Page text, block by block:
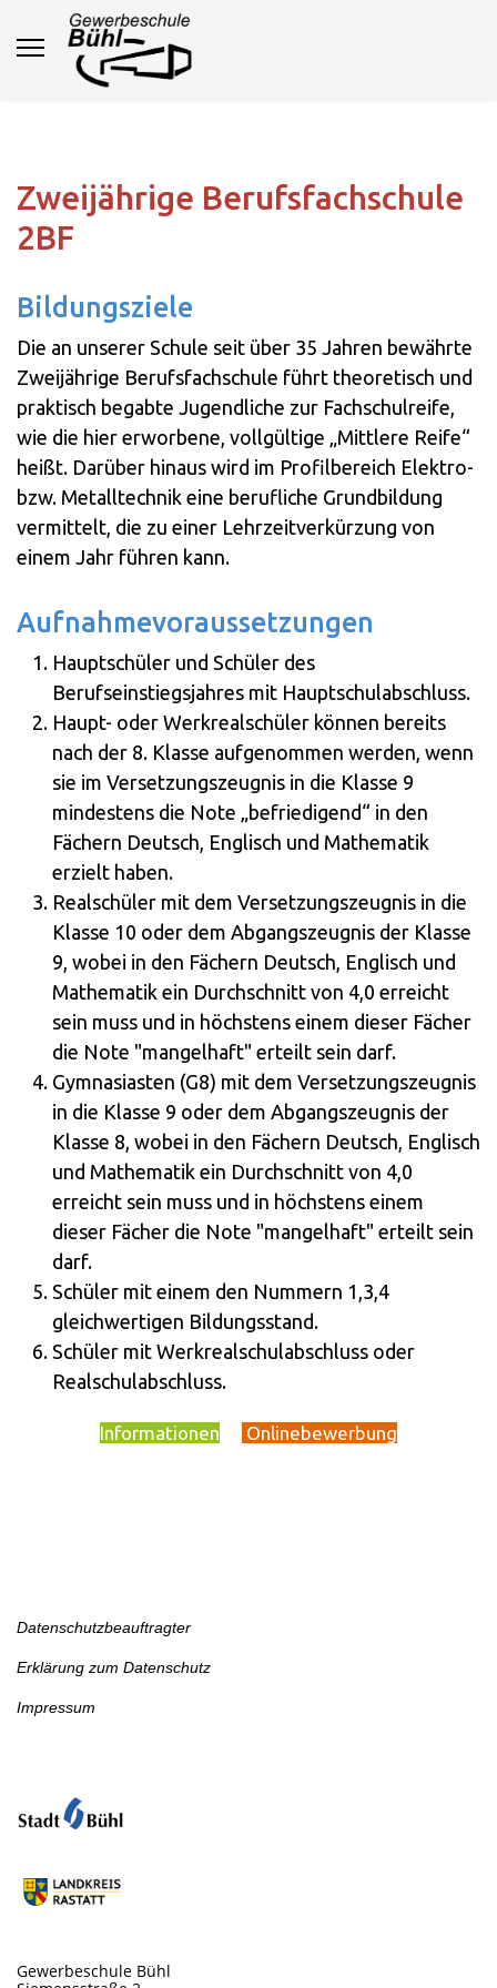
Zweijährige Berufsfachschule
2BF
Bildungsziele
Die an unserer Schule seit über 35 Jahren bewährte
Zweijährige Berufsfachschule führt theoretisch und
praktisch begabte Jugendliche zur Fachschulreife,
wie die hier erworbene, vollgültige „Mittlere Reife“
heißt. Darüber hinaus wird im Profilbereich Elektro-
bzw. Metalltechnik eine berufliche Grundbildung
vermittelt, die zu einer Lehrzeitverkürzung von
einem Jahr führen kann.
Aufnahmevoraussetzungen
Hauptschüler und Schüler des
Berufseinstiegsjahres mit Hauptschulabschluss.
Haupt- oder Werkrealschüler können bereits
nach der 8. Klasse aufgenommen werden, wenn
sie im Versetzungszeugnis in die Klasse 9
mindestens die Note „befriedigend“ in den
Fächern Deutsch, Englisch und Mathematik
erzielt haben.
Realschüler mit dem Versetzungszeugnis in die
Klasse 10 oder dem Abgangszeugnis der Klasse
9, wobei in den Fächern Deutsch, Englisch und
Mathematik ein Durchschnitt von 4,0 erreicht
sein muss und in höchstens einem dieser Fächer
die Note "mangelhaft" erteilt sein darf.
Gymnasiasten (G8) mit dem Versetzungszeugnis
in die Klasse 9 oder dem Abgangszeugnis der
Klasse 8, wobei in den Fächern Deutsch, Englisch
und Mathematik ein Durchschnitt von 4,0
erreicht sein muss und in höchstens einem
dieser Fächer die Note "mangelhaft" erteilt sein
darf.
Schüler mit einem den Nummern 1,3,4
gleichwertigen Bildungsstand.
Schüler mit Werkrealschulabschluss oder
Realschulabschluss.
Informationen Onlinebewerbung
Datenschutzbeauftragter
Erklärung zum Datenschutz
Impressum
Gewerbeschule Bühl